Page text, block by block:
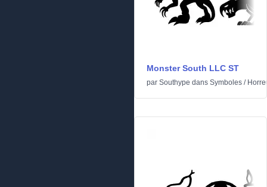
Monster South LLC ST
par Southype dans Symboles /